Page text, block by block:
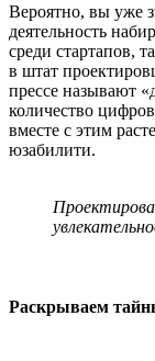
Вероятно, вы уже
деятельность
среди стартапов,
в штат
прессе называют
количество
вместе с этим
юзабилити.
Раскрываем